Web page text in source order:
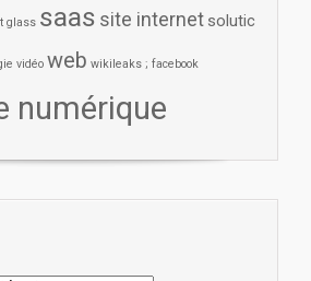
glass saas site internet solutic
vidéo web wikileaks ; facebook
numérique